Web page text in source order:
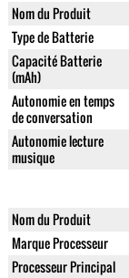
Nom du Produit
Type de Batterie
Capacité Batterie
(mAh)
Autonomie en temps
de conversation
Autonomie lecture
musique
Nom du Produit
Marque Processeur
Processeur Principal